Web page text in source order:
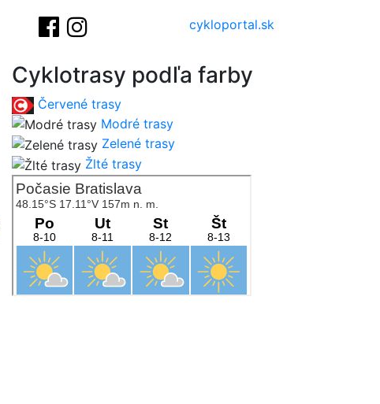
cykloportal.sk
Cyklotrasy podľa farby
Červené trasy
Modré trasy
Zelené trasy
Žlté trasy